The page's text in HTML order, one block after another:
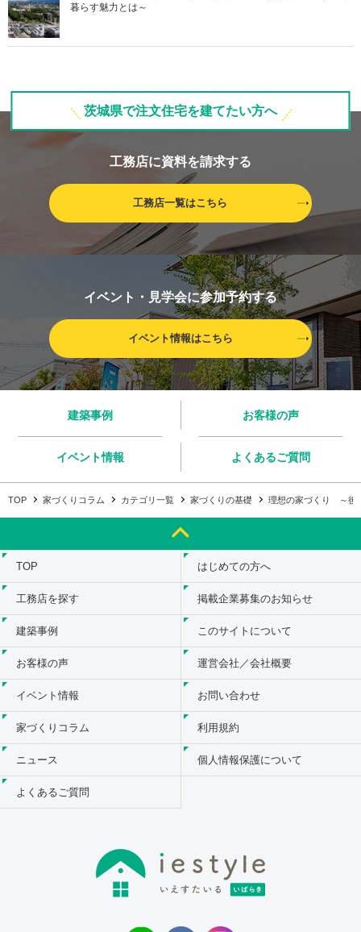
暮らす魅力とは～
茨城県で注文住宅を建てたい方へ
工務店に資料を請求する
工務店一覧はこちら
イベント・見学会に参加予約する
イベント情報はこちら
建築事例 お客様の声
イベント情報 よくあるご質問
TOP 家づくりコラム カテゴリ一覧 家づくりの基礎 理想の家づくり ～後
TOP
工務店を探す
建築事例
お客様の声
イベント情報
家づくりコラム
ニュース
よくあるご質問
はじめての方へ
掲載企業募集のお知らせ
このサイトについて
運営会社／会社概要
お問い合わせ
利用規約
個人情報保護について